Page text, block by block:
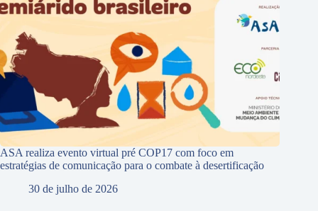
ASA realiza evento virtual pré COP17 com foco em
estratégias de comunicação para o combate à desertificação
30 de julho de 2026